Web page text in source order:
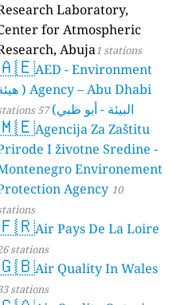
Research Laboratory,
Center for Atmospheric
Research, Abuja1 stations
🇦🇪AED - Environment
Agency – Abu Dhabi ( هيئة
البيئة - أبو ظبي) 57 stations
🇲🇪Agencija Za Zaštitu
Prirode I životne Sredine -
Montenegro Environement
Protection Agency 10
stations
🇫🇷Air Pays De La Loire
26 stations
🇬🇧Air Quality In Wales
33 stations